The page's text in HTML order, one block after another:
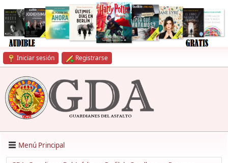
Iniciar sesión Registrarse
Menú Principal